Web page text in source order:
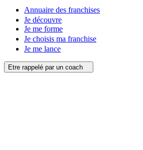
Annuaire des franchises
Je découvre
Je me forme
Je choisis ma franchise
Je me lance
Etre rappelé par un coach